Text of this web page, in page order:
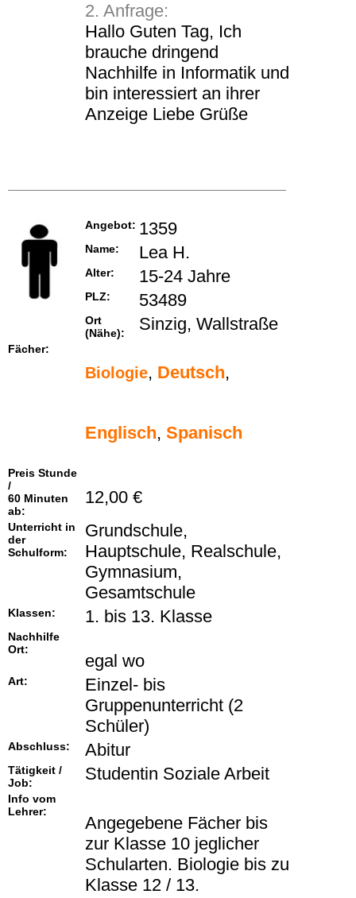
2. Anfrage:
Hallo Guten Tag, Ich
brauche dringend
Nachhilfe in Informatik und
bin interessiert an ihrer
Anzeige Liebe Grüße
Angebot: 1359
Name: Lea H.
Alter: 15-24 Jahre
PLZ: 53489
Ort
(Nähe):
Sinzig, Wallstraße
Fächer:
Biologie, Deutsch,
Englisch, Spanisch
Preis Stunde
/
60 Minuten
ab:
12,00 €
Unterricht in
der
Schulform:
Grundschule,
Hauptschule, Realschule,
Gymnasium,
Gesamtschule
Klassen: 1. bis 13. Klasse
Nachhilfe
Ort:
egal wo
Art:
Einzel- bis
Gruppenunterricht (2
Schüler)
Abschluss: Abitur
Tätigkeit /
Job:
Studentin Soziale Arbeit
Info vom
Lehrer:
Angegebene Fächer bis
zur Klasse 10 jeglicher
Schularten. Biologie bis zu
Klasse 12 / 13.